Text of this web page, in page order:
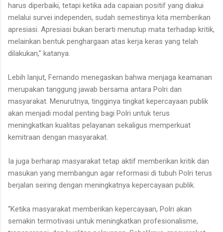
harus diperbaiki, tetapi ketika ada capaian positif yang diakui
melalui survei independen, sudah semestinya kita memberikan
apresiasi. Apresiasi bukan berarti menutup mata terhadap kritik,
melainkan bentuk penghargaan atas kerja keras yang telah
dilakukan,” katanya.
Lebih lanjut, Fernando menegaskan bahwa menjaga keamanan
merupakan tanggung jawab bersama antara Polri dan
masyarakat. Menurutnya, tingginya tingkat kepercayaan publik
akan menjadi modal penting bagi Polri untuk terus
meningkatkan kualitas pelayanan sekaligus memperkuat
kemitraan dengan masyarakat.
Ia juga berharap masyarakat tetap aktif memberikan kritik dan
masukan yang membangun agar reformasi di tubuh Polri terus
berjalan seiring dengan meningkatnya kepercayaan publik.
“Ketika masyarakat memberikan kepercayaan, Polri akan
semakin termotivasi untuk meningkatkan profesionalisme,